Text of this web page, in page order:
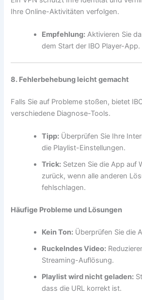
Ihre Online-Aktivitäten verfolgen.
Empfehlung: Aktivieren Sie
dem Start der IBO Player-App.
8. Fehlerbehebung leicht gemacht
Falls Sie auf Probleme stoßen, bietet
verschiedene Diagnose-Tools.
Tipp: Überprüfen Sie Ihre
die Playlist-Einstellungen.
Trick: Setzen Sie die App auf
zurück, wenn alle anderen
fehlschlagen.
Häufige Probleme und Lösungen
Kein Ton: Überprüfen Sie die
Ruckelndes Video:
Streaming-Auflösung.
Playlist wird nicht geladen:
dass die URL korrekt ist.